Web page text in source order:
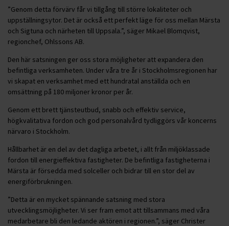
”Genom detta förvärv får vi tillgång till större lokaliteter och
uppställningsytor. Det är också ett perfekt läge för oss mellan Märsta
och Sigtuna och närheten till Uppsala.”, säger Mikael Blomqvist,
regionchef, Ohlssons AB.
Den här satsningen ger oss stora möjligheter att expandera den
befintliga verksamheten. Under våra tre år i Stockholmsregionen har
vi skapat en verksamhet med ett hundratal anställda och en
omsättning på 180 miljoner kronor per år.
Genom ett brett tjänsteutbud, snabb och effektiv service,
högkvalitativa fordon och god personalvård tydliggörs vår koncerns
närvaro i Stockholm.
Hållbarhet är en del av det dagliga arbetet, i allt från miljöklassade
fordon till energieffektiva fastigheter. De befintliga fastigheterna i
Märsta är försedda med solceller och bidrar till en stor del av
energiförbrukningen.
”Detta är en mycket spännande satsning med stora
utvecklingsmöjligheter. Vi ser fram emot att tillsammans med våra
medarbetare bli den ledande aktören i regionen.”, säger Christer